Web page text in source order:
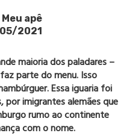
Meu apê
2021
maioria dos paladares –
parte do menu. Isso
Essa iguaria foi
por imigrantes alemães que
rumo ao continente
com o nome.